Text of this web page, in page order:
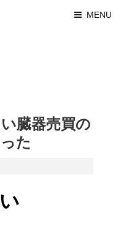
MENU
臓器売買の
た